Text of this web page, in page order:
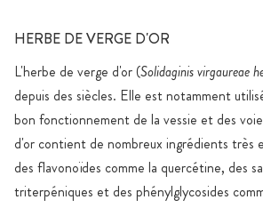
HERBE DE VERGE D'OR
L'herbe de verge d'or (Solidaginis virgaureae
depuis des siècles. Elle est notamment
bon fonctionnement de la vessie et des
d'or contient de nombreux ingrédients très
des flavonoïdes comme la quercétine, des
triterpéniques et des phénylglycosides